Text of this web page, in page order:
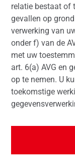
relatie bestaat of
gevallen op
verwerking van
onder f) van de
met uw
art. 6(a) AVG en
op te nemen. U
toekomstige